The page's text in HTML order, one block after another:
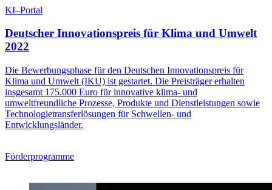
KI–Portal
Deutscher Innovationspreis für Klima und Umwelt
2022
Die Bewerbungsphase für den Deutschen Innovationspreis für
Klima und Umwelt (IKU) ist gestartet. Die Preisträger erhalten
insgesamt 175.000 Euro für innovative klima- und
umweltfreundliche Prozesse, Produkte und Dienstleistungen sowie
Technologietransferlösungen für Schwellen- und
Entwicklungsländer.
Förderprogramme